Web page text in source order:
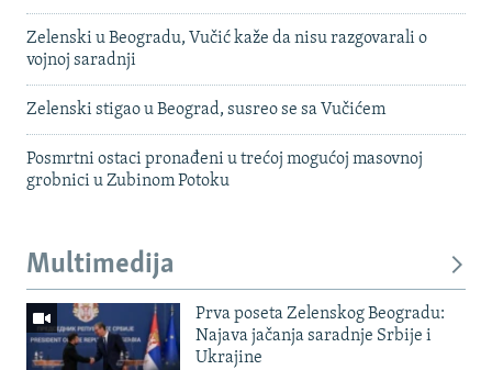
Zelenski u Beogradu, Vučić kaže da nisu razgovarali o
vojnoj saradnji
Zelenski stigao u Beograd, susreo se sa Vučićem
Posmrtni ostaci pronađeni u trećoj mogućoj masovnoj
grobnici u Zubinom Potoku
Multimedija
Prva poseta Zelenskog Beogradu:
Najava jačanja saradnje Srbije i
Ukrajine